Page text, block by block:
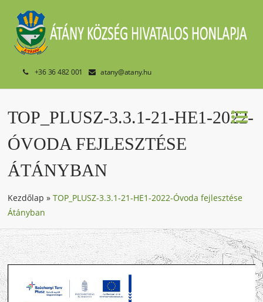
+36 36 482 001 atany@atany.hu
TOP_PLUSZ-3.3.1-21-HE1-2022-
ÓVODA FEJLESZTÉSE
ÁTÁNYBAN
Kezdőlap »TOP_PLUSZ-3.3.1-21-HE1-2022-Óvoda fejlesztése
Átányban